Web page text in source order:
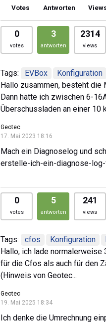
Votes Antworten
0
votes
3
antworten
2314
views
Tags: EVBox Konfiguration
Hallo zusammen, besteht die
Dann hätte ich zwischen 6-
Überschussladen an einer 10
Geotec
17. Mai 2023 18:16
Mach ein Diagnoselog und
erstelle-ich-ein-diagnose-
0
votes
5
antworten
241
views
Tags: cfos Konfiguration
Hallo, ich lade normalerweise
für die Cfos als auch für den
(Hinweis von Geotec...
Geotec
19. Mai 2025 18:34
Ich denke die Umrechnung